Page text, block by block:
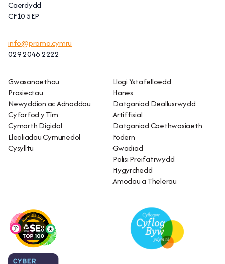
Caerdydd
CF10 5EP
info@promo.cymru
029 2046 2222
Gwasanaethau
Prosiectau
Newyddion ac Adnoddau
Cyfarfod y Tîm
Cymorth Digidol
Lleoliadau Cymunedol
Cysylltu
Llogi Ystafelloedd
Hanes
Datganiad Deallusrwydd
Artiffisial
Datganiad Caethwasiaeth
Fodern
Gwadiad
Polisi Preifatrwydd
Hygyrchedd
Amodau a Thelerau